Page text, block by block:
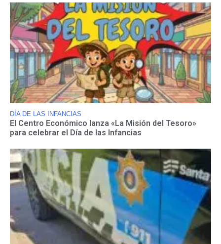
DÍA DE LAS INFANCIAS
El Centro Económico lanza «La Misión del Tesoro»
para celebrar el Día de las Infancias